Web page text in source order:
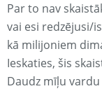
Par to nav
vai esi redzējusi/
kā milijoniem
Ieskaties, šis
Daudz mīļu